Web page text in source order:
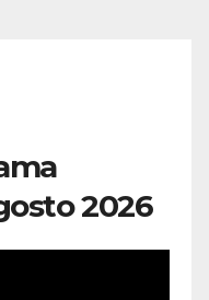
2026